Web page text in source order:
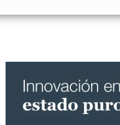
las condiciones y políticas